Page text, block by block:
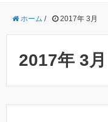
ホーム / 2017年 3月
2017年 3